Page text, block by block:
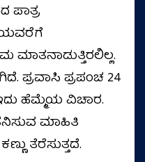
ಪಾತ್ರ
ಮಾತನಾಡುತ್ತಿರಲಿಲ್ಲ.
ಪ್ರವಾಸಿ ಪ್ರಪಂಚ 24
ಹೆಮ್ಮೆಯ ವಿಚಾರ.
ಮಾಹಿತಿ
ತೆರೆಸುತ್ತದೆ.